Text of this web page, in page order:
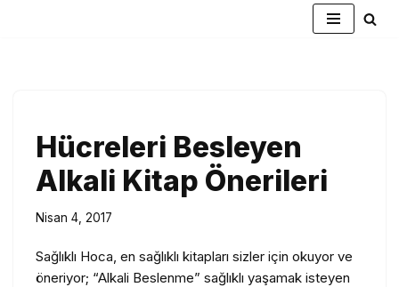
Hücreleri Besleyen
Alkali Kitap Önerileri
Nisan 4, 2017
Sağlıklı Hoca, en sağlıklı kitapları sizler için okuyor ve
öneriyor; “Alkali Beslenme” sağlıklı yaşamak isteyen